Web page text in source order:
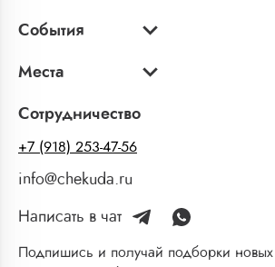
События
Места
Сотрудничество
+7 (918) 253-47-56
info@chekuda.ru
Написать в чат
Подпишись и получай подборки новых